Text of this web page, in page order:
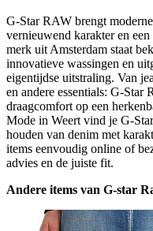
G-Star RAW brengt
vernieuwend karakter en
merk uit Amsterdam staat
innovatieve wassingen en
eigentijdse uitstraling. Van
en andere essentials: G-Star
draagcomfort op een
Mode in Weert vind je G-
houden van denim met
items eenvoudig online of
advies en de juiste fit.
Andere items van G-star